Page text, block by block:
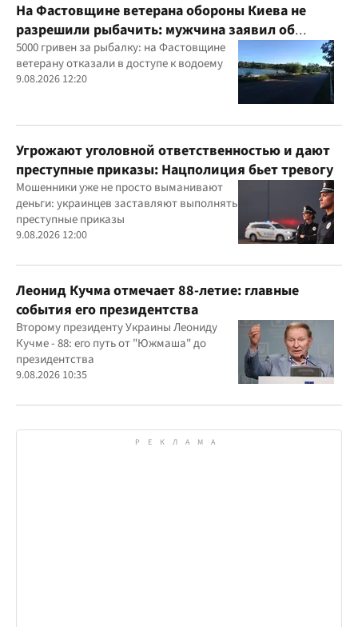
На Фастовщине ветерана обороны Киева не
разрешили рыбачить: мужчина заявил об
угрозах
5000 гривен за рыбалку: на Фастовщине
ветерану отказали в доступе к водоему
9.08.2026 12:20
Угрожают уголовной ответственностью и дают
преступные приказы: Нацполиция бьет тревогу
Мошенники уже не просто выманивают
деньги: украинцев заставляют выполнять
преступные приказы
9.08.2026 12:00
Леонид Кучма отмечает 88-летие: главные
события его президентства
Второму президенту Украины Леониду
Кучме - 88: его путь от "Южмаша" до
президентства
9.08.2026 10:35